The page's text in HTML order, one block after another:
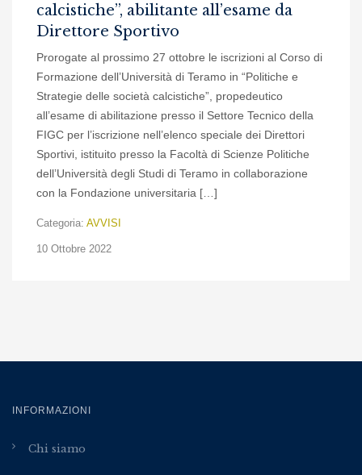
calcistiche”, abilitante all’esame da
Direttore Sportivo
Prorogate al prossimo 27 ottobre le iscrizioni al Corso di
Formazione dell’Università di Teramo in “Politiche e
Strategie delle società calcistiche”, propedeutico
all’esame di abilitazione presso il Settore Tecnico della
FIGC per l’iscrizione nell’elenco speciale dei Direttori
Sportivi, istituito presso la Facoltà di Scienze Politiche
dell’Università degli Studi di Teramo in collaborazione
con la Fondazione universitaria […]
Categoria: AVVISI
10 Ottobre 2022
INFORMAZIONI
Chi siamo